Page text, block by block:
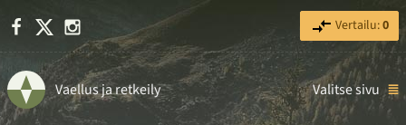
Facebook Instagram Vertailu:0
Vaellus ja retkeily Valitse sivu